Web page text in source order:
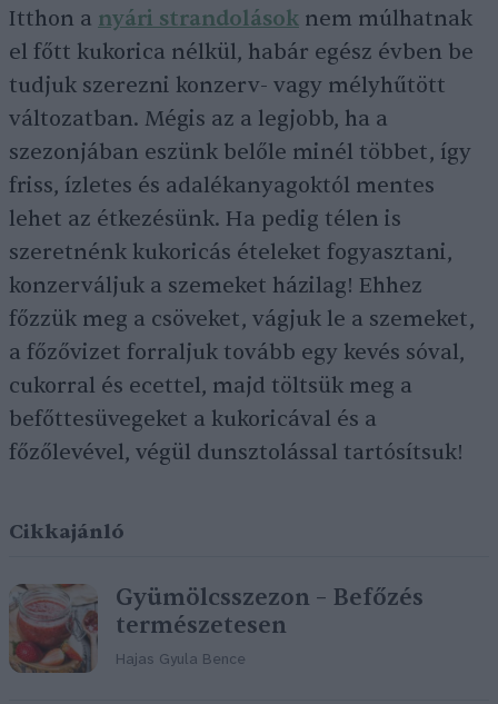
Itthon a nyári strandolások nem múlhatnak
el főtt kukorica nélkül, habár egész évben be
tudjuk szerezni konzerv- vagy mélyhűtött
változatban. Mégis az a legjobb, ha a
szezonjában eszünk belőle minél többet, így
friss, ízletes és adalékanyagoktól mentes
lehet az étkezésünk. Ha pedig télen is
szeretnénk kukoricás ételeket fogyasztani,
konzerváljuk a szemeket házilag! Ehhez
főzzük meg a csöveket, vágjuk le a szemeket,
a főzővizet forraljuk tovább egy kevés sóval,
cukorral és ecettel, majd töltsük meg a
befőttesüvegeket a kukoricával és a
főzőlevével, végül dunsztolással tartósítsuk!
Cikkajánló
Gyümölcsszezon – Befőzés
természetesen
Hajas Gyula Bence